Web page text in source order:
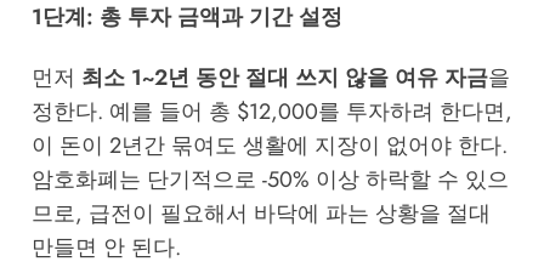
1단계: 총 투자 금액과 기간 설정
먼저 최소 1~2년 동안 절대 쓰지 않을 여유 자금을
정한다. 예를 들어 총 $12,000를 투자하려 한다면,
이 돈이 2년간 묶여도 생활에 지장이 없어야 한다.
암호화폐는 단기적으로 -50% 이상 하락할 수 있으
므로, 급전이 필요해서 바닥에 파는 상황을 절대
만들면 안 된다.